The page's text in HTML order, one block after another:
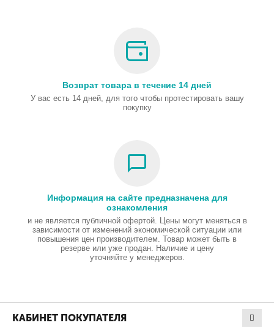
Возврат товара в течение 14 дней
У вас есть 14 дней, для того чтобы протестировать вашу
покупку
Информация на сайте предназначена для
ознакомления
и не является публичной офертой. Цены могут меняться в
зависимости от изменений экономической ситуации или
повышения цен производителем. Товар может быть в
резерве или уже продан. Наличие и цену
уточняйте у менеджеров.
КАБИНЕТ ПОКУПАТЕЛЯ